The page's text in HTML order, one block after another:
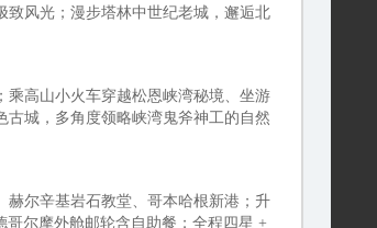
致风光；漫步塔林中世纪老城，邂逅北
乘高山小火车穿越松恩峡湾秘境、坐游
城，多角度领略峡湾鬼斧神工的自然
赫尔辛基岩石教堂、哥本哈根新港；升
尔摩外舱邮轮含自助餐；全程四星 +